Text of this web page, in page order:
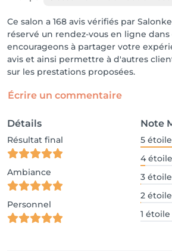
Ce salon a 168 avis vérifiés par
réservé un rendez-vous en ligne dans
encourageons à partager votre
avis et ainsi permettre à d'autres
sur les prestations proposées.
Écrire un commentaire
Détails
Résultat final
Ambiance
Personnel
Note
5
4
3
2
1 étoile